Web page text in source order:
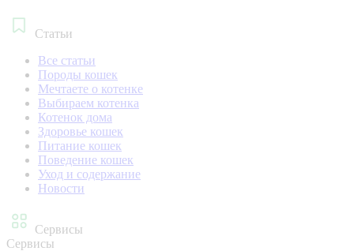
Статьи
Все статьи
Породы кошек
Мечтаете о котенке
Выбираем котенка
Котенок дома
Здоровье кошек
Питание кошек
Поведение кошек
Уход и содержание
Новости
Сервисы
Сервисы